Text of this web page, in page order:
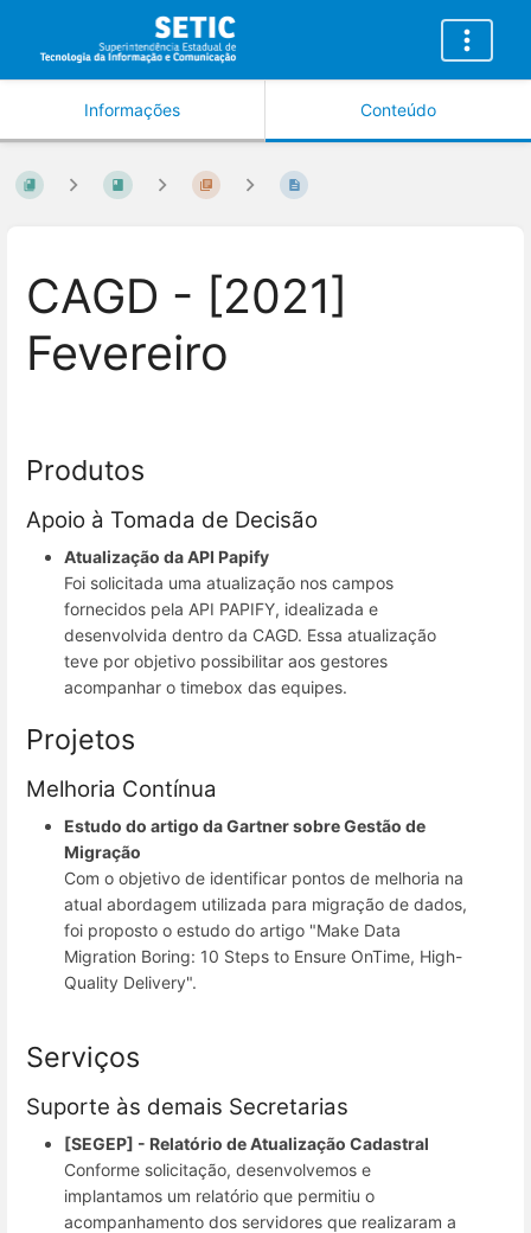
Informações Conteúdo
CAGD - [2021]
Fevereiro
Produtos
Apoio à Tomada de Decisão
Atualização da API Papify
Foi solicitada uma atualização nos campos
fornecidos pela API PAPIFY, idealizada e
desenvolvida dentro da CAGD. Essa atualização
teve por objetivo possibilitar aos gestores
acompanhar o timebox das equipes.
Projetos
Melhoria Contínua
Estudo do artigo da Gartner sobre Gestão de
Migração
Com o objetivo de identificar pontos de melhoria na
atual abordagem utilizada para migração de dados,
foi proposto o estudo do artigo "Make Data
Migration Boring: 10 Steps to Ensure OnTime, High-
Quality Delivery".
Serviços
Suporte às demais Secretarias
[SEGEP] - Relatório de Atualização Cadastral
Conforme solicitação, desenvolvemos e
implantamos um relatório que permitiu o
acompanhamento dos servidores que realizaram a